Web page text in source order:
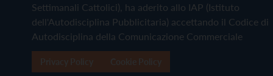
Settimanali Cattolici), ha aderito allo IAP (Istituto
dell'Autodisciplina Pubblicitaria) accettando il Codice di
Autodisciplina della Comunicazione Commerciale